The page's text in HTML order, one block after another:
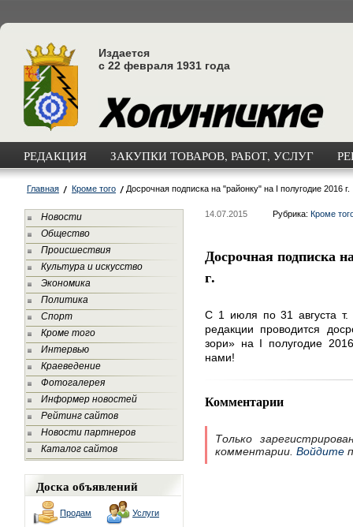
Издается
с 22 февраля 1931 года
РЕДАКЦИЯ ЗАКУПКИ ТОВАРОВ, РАБОТ, УСЛУГ
Главная Кроме того Досрочная подписка на "районку" на I полугодие 2016 г.
Новости
Общество
Происшествия
Культура и искусство
Экономика
Политика
Спорт
Кроме того
Интервью
Краеведение
Фотогалерея
Информер новостей
Рейтинг сайтов
Новости партнеров
Каталог сайтов
Доска объявлений
Продам Услуги
14.07.2015 Рубрика: Кроме
Досрочная подписка
г.
С 1 июля по 31 августа т.
редакции проводится
зори» на I полугодие
нами!
Комментарии
Только
комментарии. Войдите